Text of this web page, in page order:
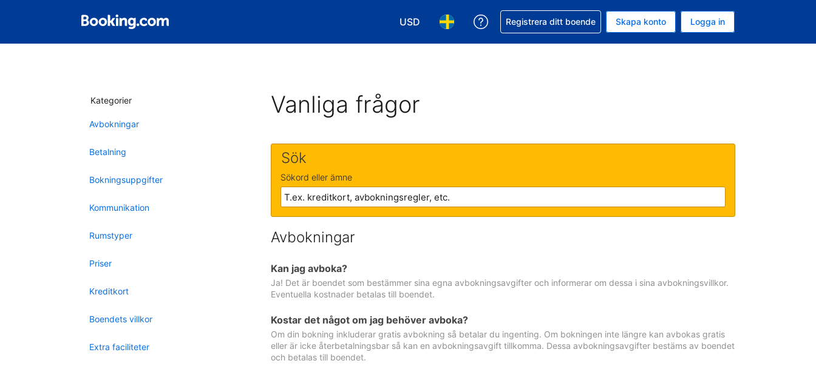
USD
Välj valuta. Din nuvarande valuta är Amerikanska dollar
Välj språk. Ditt nuvarande språk är Svenska
Få hjälp med din bokning
Registrera ditt boende Skapa konto Logga in
Kategorier
Avbokningar
Betalning
Bokningsuppgifter
Kommunikation
Rumstyper
Priser
Kreditkort
Boendets villkor
Extra faciliteter
Vanliga frågor
Sök
Sökord eller ämne
Avbokningar
Kan jag avboka?
Ja! Det är boendet som bestämmer sina egna avbokningsavgifter och informerar om dessa i sina avbokningsvillkor.
Eventuella kostnader betalas till boendet.
Kostar det något om jag behöver avboka?
Om din bokning inkluderar gratis avbokning så betalar du ingenting. Om bokningen inte längre kan avbokas gratis
eller är icke återbetalningsbar så kan en avbokningsavgift tillkomma. Dessa avbokningsavgifter bestäms av boendet
och betalas till boendet.